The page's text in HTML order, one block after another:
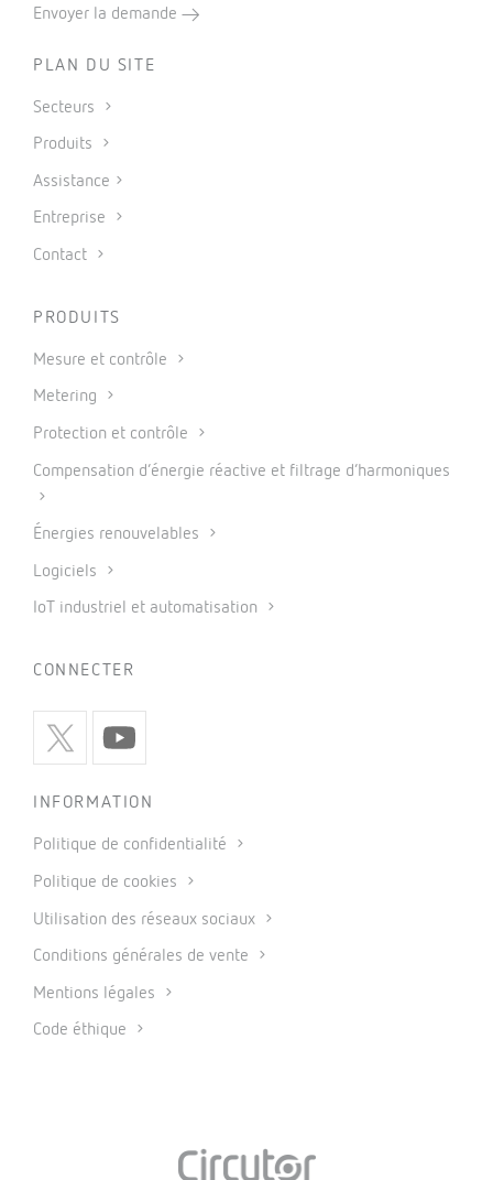
Envoyer la demande
PLAN DU SITE
Secteurs
Produits
Assistance
Entreprise
Contact
PRODUITS
Mesure et contrôle
Metering
Protection et contrôle
Compensation d’énergie réactive et filtrage d’harmoniques
Énergies renouvelables
Logiciels
IoT industriel et automatisation
CONNECTER
INFORMATION
Politique de confidentialité
Politique de cookies
Utilisation des réseaux sociaux
Conditions générales de vente
Mentions légales
Code éthique